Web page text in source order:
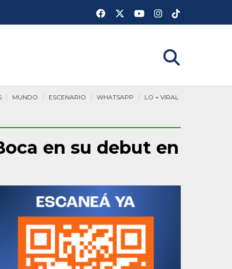
LO + VIRAL
WHATSAPP
ESCENARIO
MUNDO
en su debut en